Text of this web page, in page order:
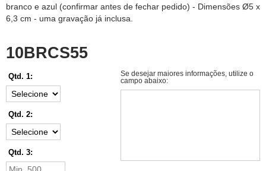
branco e azul (confirmar antes de fechar pedido) - Dimensões Ø5 x
6,3 cm - uma gravação já inclusa.
10BRCS55
Qtd. 1:
Qtd. 2:
Qtd. 3:
Se desejar maiores informações, utilize o
campo abaixo: